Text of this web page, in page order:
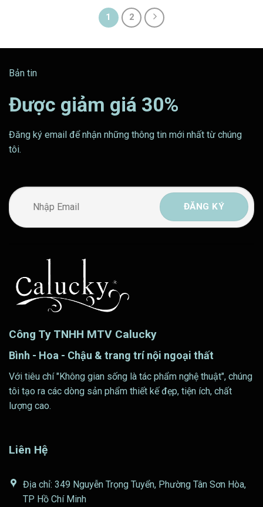
1 2
Bản tin
Được giảm giá 30%
Đăng ký email để nhận những thông tin mới nhất từ chúng
tôi.
Công Ty TNHH MTV Calucky
Bình - Hoa - Chậu & trang trí nội ngoại thất
Với tiêu chí "Không gian sống là tác phẩm nghệ thuật", chúng
tôi tạo ra các dòng sản phẩm thiết kế đẹp, tiện ích, chất
lượng cao.
Liên Hệ
Địa chỉ: 349 Nguyễn Trọng Tuyển, Phường Tân Sơn Hòa,
TP Hồ Chí Minh